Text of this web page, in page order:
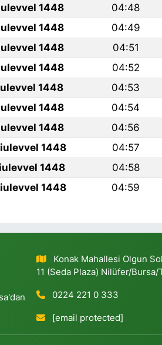
1448 04:48
1448 04:49
1448 04:51
1448 04:52
1448 04:53
1448 04:54
1448 04:56
1448 04:57
1448 04:58
1448 04:59
Konak Mahallesi Olgun
11 (Seda Plaza) Nilüfer/Bursa/
0224 221 0 333
[email protected]